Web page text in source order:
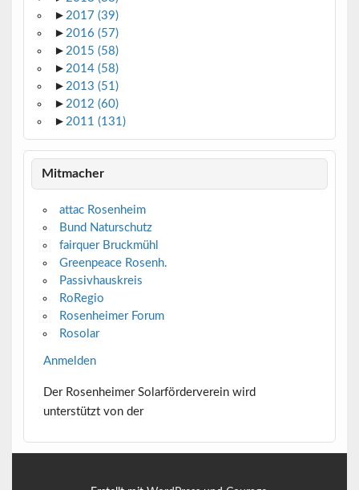
► 2017 (39)
► 2016 (57)
► 2015 (58)
► 2014 (58)
► 2013 (51)
► 2012 (60)
► 2011 (131)
Mitmacher
attac Rosenheim
Bund Naturschutz
fairquer Bruckmühl
Greenpeace Rosenh.
Passivhauskreis
RoRegio
Rosenheimer Forum
Rosolar
Anmelden
Der Rosenheimer Solarförderverein wird
unterstützt von der